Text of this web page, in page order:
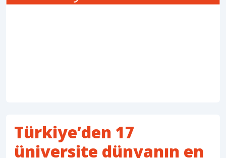
Türkiye’den 17
üniversite dünyanın en